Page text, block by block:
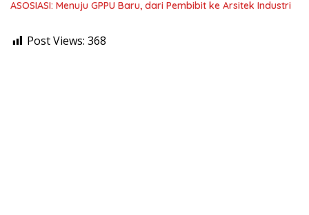
ASOSIASI: Menuju GPPU Baru, dari Pembibit ke Arsitek Industri
Post Views: 368